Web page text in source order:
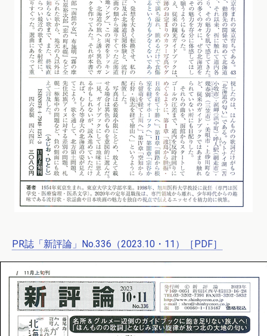
PR誌「新評論」No.336（2023.10・11）［PDF］